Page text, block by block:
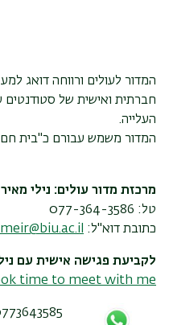
המדור לעולים ורווחה דואג
העלייה.
המדור משמש עבורם כ"בית חם"
מרכזת מדור עולים: נילי מאיר
טל: 077-364-3586
כתובת דוא"ל:
לקביעת פגישה אישית עם
time to meet with me